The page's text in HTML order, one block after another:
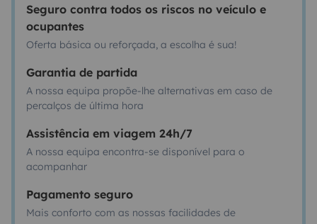
Seguro contra todos os riscos no veículo e
ocupantes
Oferta básica ou reforçada, a escolha é sua!
Garantia de partida
A nossa equipa propõe-lhe alternativas em caso de
percalços de última hora
Assistência em viagem 24h/7
A nossa equipa encontra-se disponível para o
acompanhar
Pagamento seguro
Mais conforto com as nossas facilidades de